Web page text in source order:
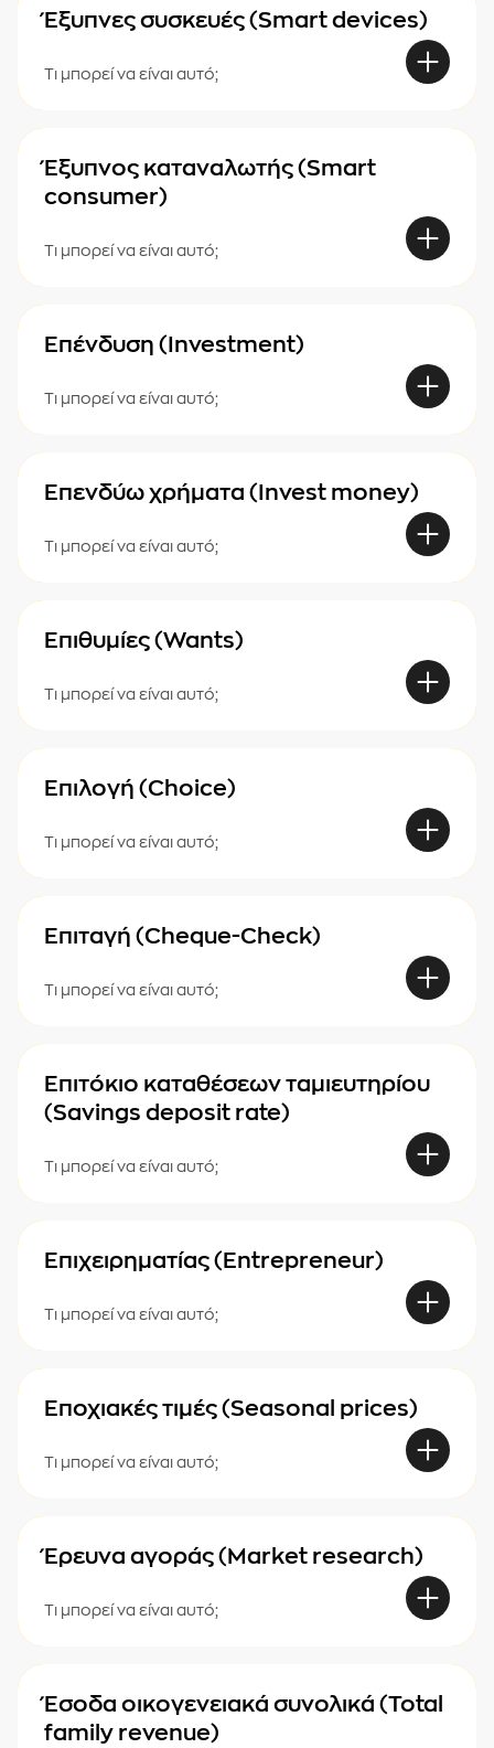
Έξυπνες συσκευές (Smart devices)
Τι μπορεί να είναι αυτό;
Έξυπνος καταναλωτής (Smart
consumer)
Τι μπορεί να είναι αυτό;
Επένδυση (Investment)
Τι μπορεί να είναι αυτό;
Επενδύω χρήματα (Invest money)
Τι μπορεί να είναι αυτό;
Επιθυμίες (Wants)
Τι μπορεί να είναι αυτό;
Επιλογή (Choice)
Τι μπορεί να είναι αυτό;
Επιταγή (Cheque-Check)
Τι μπορεί να είναι αυτό;
Επιτόκιο καταθέσεων ταμιευτηρίου
(Savings deposit rate)
Τι μπορεί να είναι αυτό;
Επιχειρηματίας (Entrepreneur)
Τι μπορεί να είναι αυτό;
Εποχιακές τιμές (Seasonal prices)
Τι μπορεί να είναι αυτό;
Έρευνα αγοράς (Market research)
Τι μπορεί να είναι αυτό;
Έσοδα οικογενειακά συνολικά (Total
family revenue)